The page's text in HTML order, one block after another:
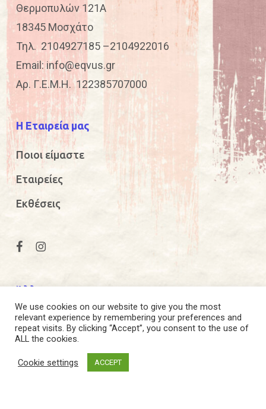
Θερμοπυλών 121Α
18345 Μοσχάτο
Τηλ. 2104927185–2104922016
Email:info@eqvus.gr
Αρ. Γ.Ε.Μ.Η. 122385707000
Η Εταιρεία μας
Ποιοι είμαστε
Εταιρείες
Εκθέσεις
Άλλα
Άδειες
Κατάλογοι
Σχεδιαστές
We use cookies on our website to give you the most
relevant experience by remembering your preferences and
repeat visits. By clicking “Accept”, you consent to the use of
ALL the cookies.
Cookie settings ACCEPT